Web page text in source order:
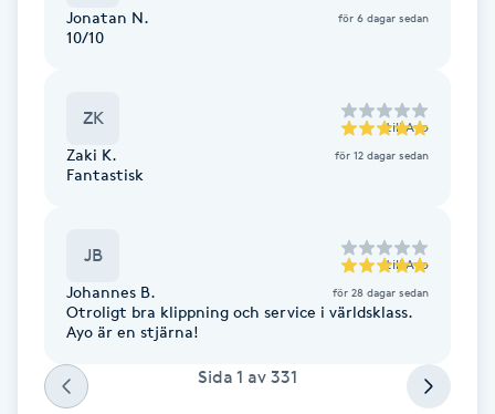
Fransk manikyr
Frekvensterapi
Funktionsanalys
Jonatan N. för 6 dagar sedan
10/10
ZK till Ayo
Zaki K. för 12 dagar sedan
Fantastisk
JB till Ayo
Johannes B. för 28 dagar sedan
Otroligt bra klippning och service i världsklass.
Ayo är en stjärna!
Sida 1 av 331